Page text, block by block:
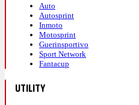
Auto
Autosprint
Inmoto
Motosprint
Guerinsportivo
Sport Network
Fantacup
UTILITY